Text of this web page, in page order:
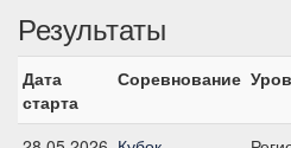
Результаты
Дата
старта
Соревнование